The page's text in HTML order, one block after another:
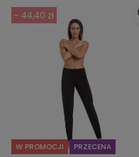
- 44,40 zł
W PROMOCJI PRZECENA